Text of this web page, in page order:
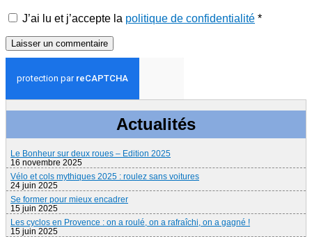
J’ai lu et j’accepte la politique de confidentialité *
Actualités
Le Bonheur sur deux roues – Edition 2025
16 novembre 2025
Vélo et cols mythiques 2025 : roulez sans voitures
24 juin 2025
Se former pour mieux encadrer
15 juin 2025
Les cyclos en Provence : on a roulé, on a rafraîchi, on a gagné !
15 juin 2025